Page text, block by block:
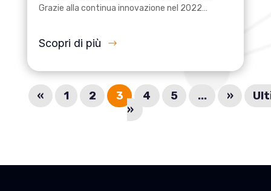
Grazie alla continua innovazione nel 2022…
Scopri di più
« 1 2 3 4 5 ... »
»